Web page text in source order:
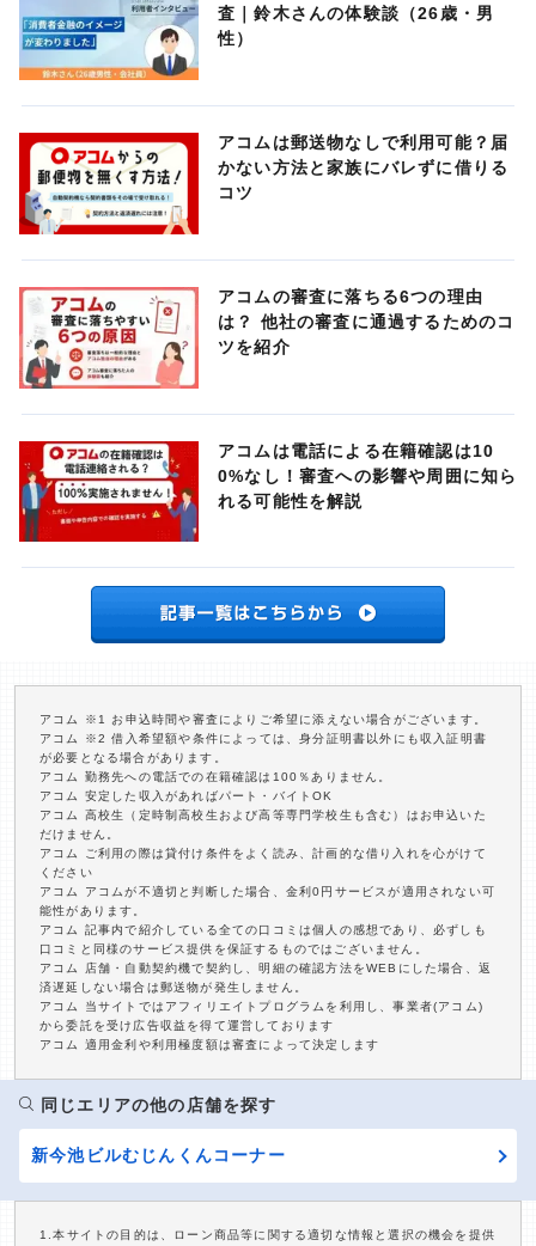
査｜鈴木さんの体験談（26歳・男
性）
アコムは郵送物なしで利用可能？届
かない方法と家族にバレずに借りる
コツ
アコムの審査に落ちる6つの理由
は？ 他社の審査に通過するためのコ
ツを紹介
アコムは電話による在籍確認は10
0%なし！審査への影響や周囲に知ら
れる可能性を解説
アコム ※1 お申込時間や審査によりご希望に添えない場合がございます。
アコム ※2 借入希望額や条件によっては、身分証明書以外にも収入証明書
が必要となる場合があります。
アコム 勤務先への電話での在籍確認は100％ありません。
アコム 安定した収入があればパート・バイトOK
アコム 高校生（定時制高校生および高等専門学校生も含む）はお申込いた
だけません。
アコム ご利用の際は貸付け条件をよく読み、計画的な借り入れを心がけて
ください
アコム アコムが不適切と判断した場合、金利0円サービスが適用されない可
能性があります。
アコム 記事内で紹介している全ての口コミは個人の感想であり、必ずしも
口コミと同様のサービス提供を保証するものではございません。
アコム 店舗・自動契約機で契約し、明細の確認方法をWEBにした場合、返
済遅延しない場合は郵送物が発生しません。
アコム 当サイトではアフィリエイトプログラムを利用し、事業者(アコム)
から委託を受け広告収益を得て運営しております
アコム 適用金利や利用極度額は審査によって決定します
同じエリアの他の店舗を探す
新今池ビルむじんくんコーナー
1.本サイトの目的は、ローン商品等に関する適切な情報と選択の機会を提供